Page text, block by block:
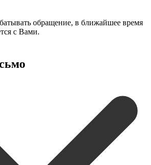
обращение, в ближайшее время
с Вами.